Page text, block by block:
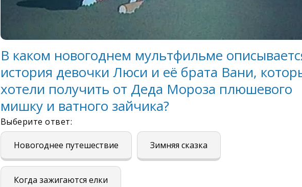
В каком новогоднем мультфильме
история девочки Люси и её брата Вани,
хотели получить от Деда Мороза плюшевого
мишку и ватного зайчика?
Выберите ответ:
Новогоднее путешествие Зимняя сказка
Когда зажигаются елки